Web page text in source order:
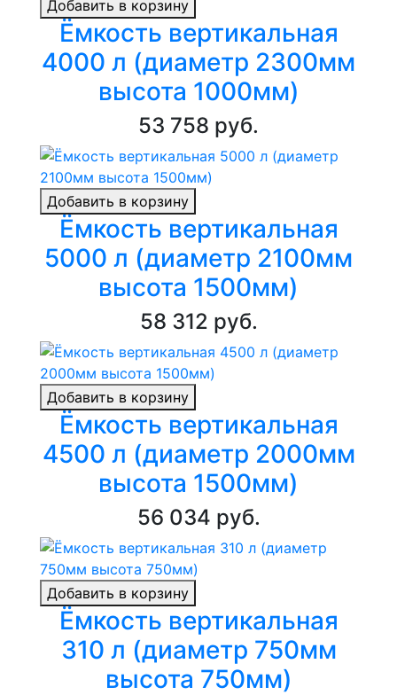
Добавить в корзину
Ёмкость вертикальная
4000 л (диаметр 2300мм
высота 1000мм)
53 758 руб.
Добавить в корзину
Ёмкость вертикальная
5000 л (диаметр 2100мм
высота 1500мм)
58 312 руб.
Добавить в корзину
Ёмкость вертикальная
4500 л (диаметр 2000мм
высота 1500мм)
56 034 руб.
Добавить в корзину
Ёмкость вертикальная
310 л (диаметр 750мм
высота 750мм)